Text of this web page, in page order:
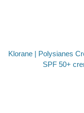
Entrada
Klorane | Polysianes
SPF 50+